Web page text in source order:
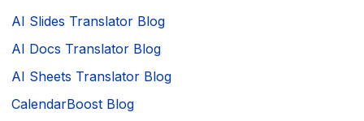
AI Slides Translator Blog
AI Docs Translator Blog
AI Sheets Translator Blog
CalendarBoost Blog